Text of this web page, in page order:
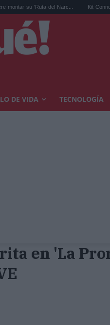
'Ruta del Narc... Kit Connor será
DE VIDA TECNOLOGÍA
en 'La